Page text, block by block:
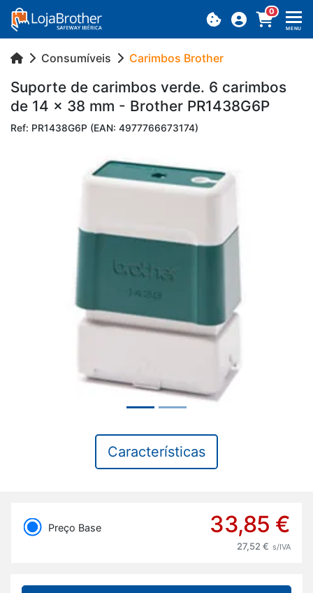
0
MENU
Consumíveis Carimbos Brother
Su­porte de ca­rimbos verde. 6 ca­rimbos
de 14 x 38 mm - Brother PR1438G6P
Ref: PR1438G6P (EAN: 4977766673174)
Previous
Características
Preço Base 33,85 €
27,52 € s/IVA